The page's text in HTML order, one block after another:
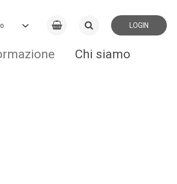
LOGIN
Chi siamo